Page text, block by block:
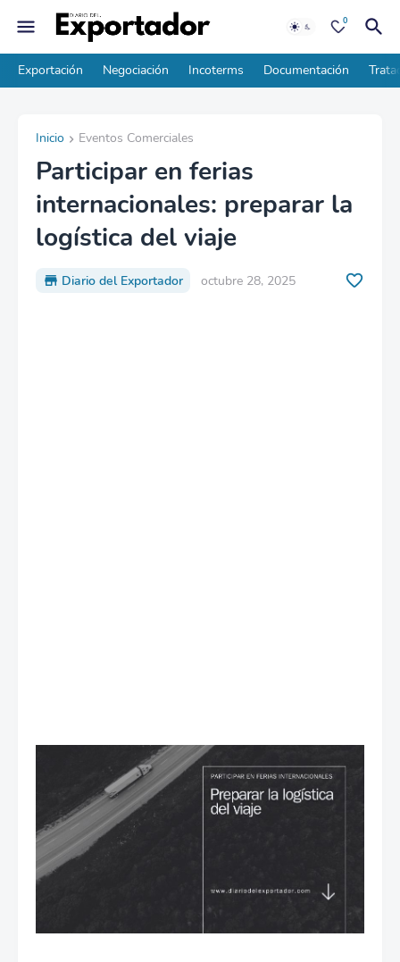
0
Exportación Negociación Incoterms Documentación
Inicio Eventos Comerciales
Participar en ferias
internacionales: preparar la
logística del viaje
Diario del Exportador octubre 28, 2025